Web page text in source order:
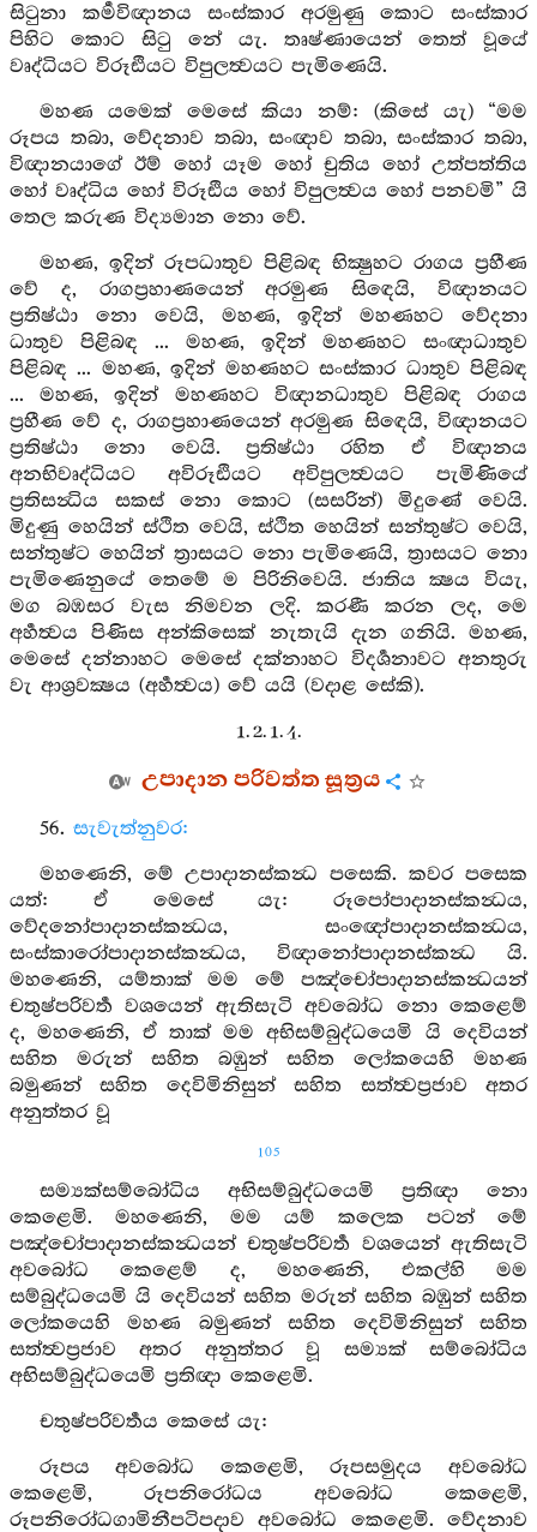
සිටුනා කර්‍මවිඥානය සංස්කාර අරමුණු කොට සංස්කාර
පිහිට කොට සිටු නේ යැ. තෘෂ්ණායෙන් තෙත් වූයේ
වෘද්ධියට විරූඪියට විපුලත්‍වයට පැමිණෙයි.
මහණ යමෙක් මෙසේ කියා නම්: (කිසේ යැ) “මම
රූපය තබා, වේදනාව තබා, සංඥාව තබා, සංස්කාර තබා,
විඥානයාගේ ඊම් හෝ යෑම හෝ චුතිය හෝ උත්පත්තිය
හෝ වෘද්ධිය හෝ විරූඪිය හෝ විපුලත්‍වය හෝ පනවමි” යි
තෙල කරුණ විද්‍යමාන නො වේ.
මහණ, ඉදින් රූපධාතුව පිළිබඳ භික්‍ෂුහට රාගය ප්‍රහීණ
වේ ද, රාගප්‍රහාණයෙන් අරමුණ සිඳෙයි, විඥානයට
ප්‍රතිෂ්ඨා නො වෙයි, මහණ, ඉදින් මහණහට වේදනා
ධාතුව පිළිබඳ ... මහණ, ඉදින් මහණහට සංඥාධාතුව
පිළිබඳ ... මහණ, ඉදින් මහණහට සංස්කාර ධාතුව පිළිබඳ
... මහණ, ඉදින් මහණහට විඥානධාතුව පිළිබඳ රාගය
ප්‍රහීණ වේ ද, රාගප්‍රහාණයෙන් අරමුණ සිඳෙයි, විඥානයට
ප්‍රතිෂ්ඨා නො වෙයි. ප්‍රතිෂ්ඨා රහිත ඒ විඥානය
අනභිවෘද්ධියට අවිරූඪියට අවිපුලත්‍වයට පැමිණියේ
ප්‍රතිසන්‍ධිය සකස් නො කොට (සසරින්) මිදුණේ වෙයි.
මිදුණු හෙයින් ස්ථිත වෙයි, ස්ථිත හෙයින් සන්තුෂ්ට වෙයි,
සන්තුෂ්ට හෙයින් ත්‍රාසයට නො පැමිණෙයි, ත්‍රාසයට නො
පැමිණෙනුයේ තෙමේ ම පිරිනිවෙයි. ජාතිය ක්‍ෂය වියැ,
මග බඹසර වැස නිමවන ලදි. කරණී කරන ලද, මෙ
අර්‍හත්‍වය පිණිස අන්කිසෙක් නැතැයි දැන ගනියි. මහණ,
මෙසේ දන්නාහට මෙසේ දක්නාහට විදර්‍ශනාවට අනතුරු
වැ ආශ්‍රවක්‍ෂය (අර්‍හත්‍වය) වේ යයි (වදාළ සේකි).
1. 2. 1. 4.
උපාදාන පරිවත්ත සූත්‍රය
56. සැවැත්නුවර:
මහණෙනි, මේ උපාදානස්කන්‍ධ පසෙකි. කවර පසෙක
යත්: ඒ මෙසේ යැ: රූපෝපාදානස්කන්‍ධය,
වේදනෝපාදානස්කන්‍ධය, සංඥෝපාදානස්කන්‍ධය,
සංස්කාරෝපාදානස්කන්‍ධය, විඥානෝපාදානස්කන්‍ධ යි.
මහණෙනි, යම්තාක් මම මේ පඤ්චෝපාදානස්කන්‍ධයන්
චතුෂ්පරිවර්‍ත වශයෙන් ඇතිසැටි අවබෝධ නො කෙළෙම්
ද, මහණෙනි, ඒ තාක් මම අභිසම්බුද්ධයෙමි යි දෙවියන්
සහිත මරුන් සහිත බඹුන් සහිත ලෝකයෙහි මහණ
බමුණන් සහිත දෙවිමිනිසුන් සහිත සත්ත්‍වප්‍රජාව අතර
අනුත්තර වූ
105
සම්‍යක්සම්බෝධිය අභිසම්බුද්ධයෙමි ප්‍රතිඥා නො
කෙළෙමි. මහණෙනි, මම යම් කලෙක පටන් මේ
පඤ්චෝපාදානස්කන්‍ධයන් චතුෂ්පරිවර්‍ත වශයෙන් ඇතිසැටි
අවබෝධ කෙළෙම් ද, මහණෙනි, එකල්හි මම
සම්බුද්ධයෙමි යි දෙවියන් සහිත මරුන් සහිත බඹුන් සහිත
ලෝකයෙහි මහණ බමුණන් සහිත දෙවිමිනිසුන් සහිත
සත්ත්‍වප්‍රජාව අතර අනුත්තර වූ සම්‍යක් සම්බෝධිය
අභිසම්බුද්ධයෙමි ප්‍රතිඥා කෙළෙමි.
චතුෂ්පරිවර්‍තය කෙසේ යැ:
රූපය අවබෝධ කෙළෙමි, රූපසමුදය අවබෝධ
කෙළෙමි, රූපනිරෝධය අවබෝධ කෙළෙමි,
රූපනිරෝධගාමිනීපටිපදාව අවබෝධ කෙළෙමි. වේදනාව